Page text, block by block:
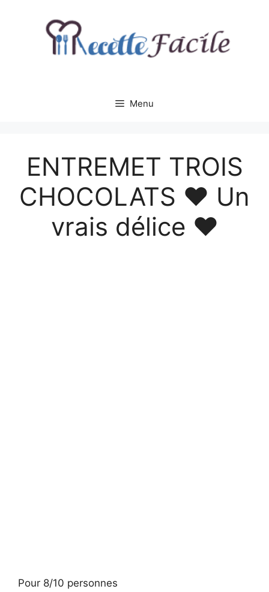
Menu
ENTREMET TROIS
CHOCOLATS ♥ Un
vrais délice ♥
Pour 8/10 personnes